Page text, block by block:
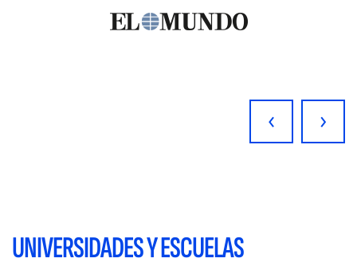
‹ ›
UNIVERSIDADES Y ESCUELAS